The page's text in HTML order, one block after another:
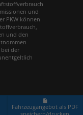
Fahrzeugangebot als PDF
und
PKW können
und den
der